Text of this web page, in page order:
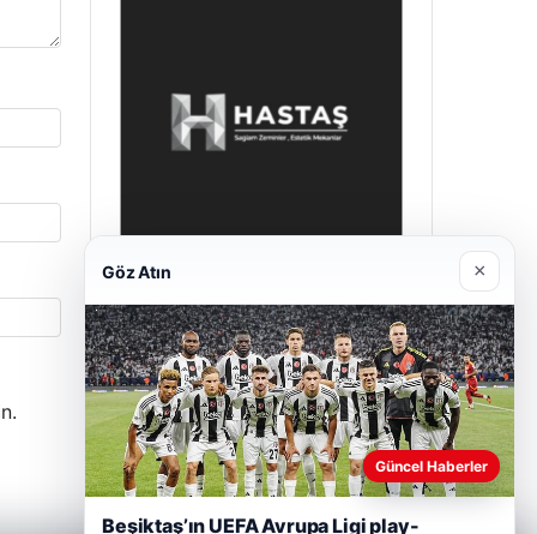
Enes Kaplan Avukatlık Bürosu
28/04/2026
Göz Atın ×
Güncel Haberler
Beşiktaş’ın UEFA Avrupa Ligi play-